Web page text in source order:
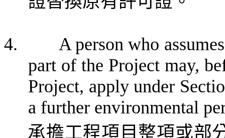
4.
A person who
part of the Project may,
Project, apply under
a further environmental
承擔工程項目整項或部